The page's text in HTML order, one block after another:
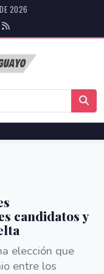
2026
candidatos y
elección que
entre los